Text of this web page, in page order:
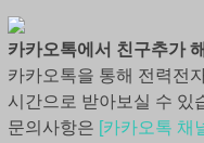
카카오톡에서 친구추가
카카오톡을 통해 전력전
시간으로 받아보실 수 있
문의사항은 [카카오톡 채